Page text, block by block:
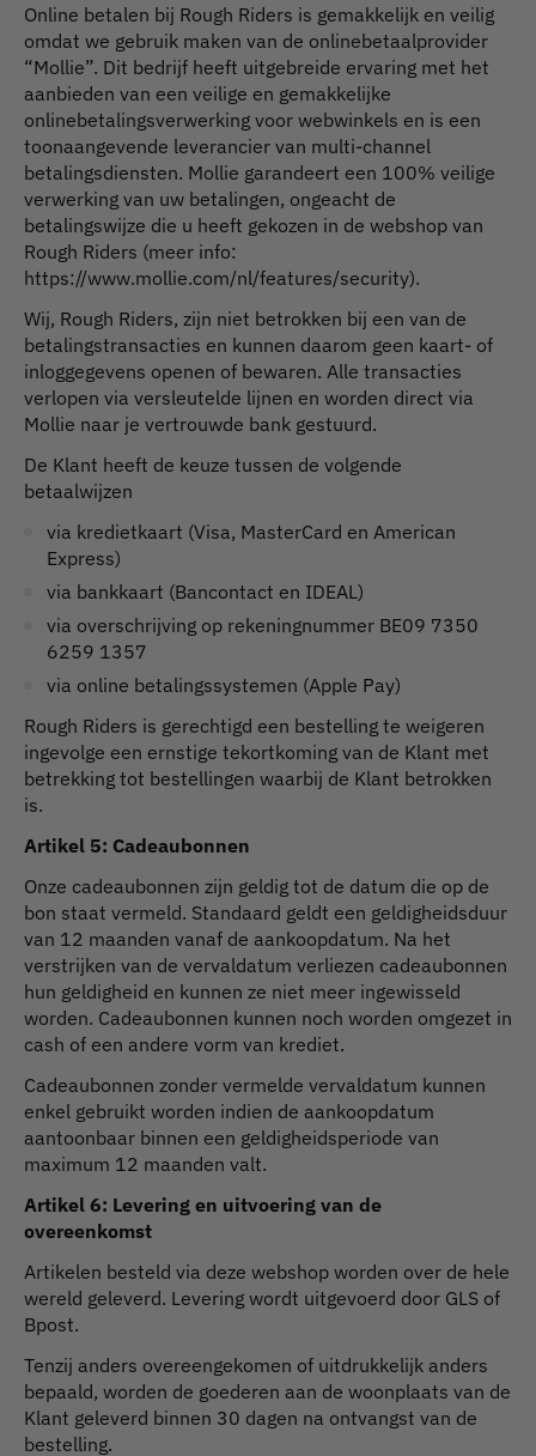
Online betalen bij Rough Riders is gemakkelijk en veilig
omdat we gebruik maken van de onlinebetaalprovider
“Mollie”. Dit bedrijf heeft uitgebreide ervaring met het
aanbieden van een veilige en gemakkelijke
onlinebetalingsverwerking voor webwinkels en is een
toonaangevende leverancier van multi-channel
betalingsdiensten. Mollie garandeert een 100% veilige
verwerking van uw betalingen, ongeacht de
betalingswijze die u heeft gekozen in de webshop van
Rough Riders (meer info:
https://www.mollie.com/nl/features/security).
Wij, Rough Riders, zijn niet betrokken bij een van de
betalingstransacties en kunnen daarom geen kaart- of
inloggegevens openen of bewaren. Alle transacties
verlopen via versleutelde lijnen en worden direct via
Mollie naar je vertrouwde bank gestuurd.
De Klant heeft de keuze tussen de volgende
betaalwijzen
via kredietkaart (Visa, MasterCard en American
Express)
via bankkaart (Bancontact en IDEAL)
via overschrijving op rekeningnummer BE09 7350
6259 1357
via online betalingssystemen (Apple Pay)
Rough Riders is gerechtigd een bestelling te weigeren
ingevolge een ernstige tekortkoming van de Klant met
betrekking tot bestellingen waarbij de Klant betrokken
is.
Artikel 5: Cadeaubonnen
Onze cadeaubonnen zijn geldig tot de datum die op de
bon staat vermeld. Standaard geldt een geldigheidsduur
van 12 maanden vanaf de aankoopdatum. Na het
verstrijken van de vervaldatum verliezen cadeaubonnen
hun geldigheid en kunnen ze niet meer ingewisseld
worden. Cadeaubonnen kunnen noch worden omgezet in
cash of een andere vorm van krediet.
Cadeaubonnen zonder vermelde vervaldatum kunnen
enkel gebruikt worden indien de aankoopdatum
aantoonbaar binnen een geldigheidsperiode van
maximum 12 maanden valt.
Artikel 6: Levering en uitvoering van de
overeenkomst
Artikelen besteld via deze webshop worden over de hele
wereld geleverd. Levering wordt uitgevoerd door GLS of
Bpost.
Tenzij anders overeengekomen of uitdrukkelijk anders
bepaald, worden de goederen aan de woonplaats van de
Klant geleverd binnen 30 dagen na ontvangst van de
bestelling.